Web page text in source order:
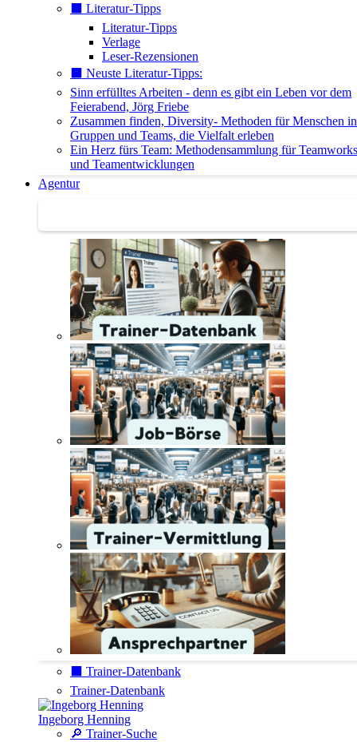
⬛️ Literatur-Tipps
Literatur-Tipps
Verlage
Leser-Rezensionen
⬛️ Neuste Literatur-Tipps:
Sinn erfülltes Arbeiten - denn es gibt ein Leben vor dem
Feierabend, Jörg Friebe
Zusammen finden, Diversity- Methoden für Menschen in
Gruppen und Teams, die Vielfalt erleben
Ein Herz fürs Team: Methodensammlung für
und Teamentwicklungen
Agentur
⬛️ Trainer-Datenbank
Trainer-Datenbank
Ingeborg Henning
🔎 Trainer-Suche